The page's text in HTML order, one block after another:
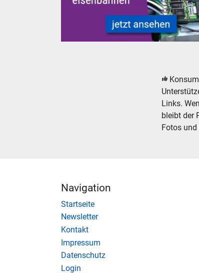
Links.
bleibt der
Fotos
Navigation
Startseite
Newsletter
Kontakt
Impressum
Datenschutz
Login